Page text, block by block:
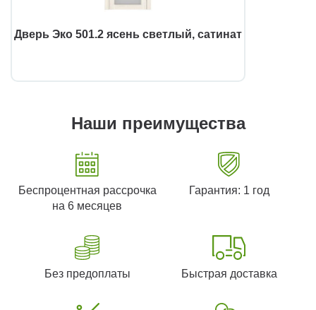
Дверь Эко 501.2 ясень светлый, сатинат
Наши преимущества
Беспроцентная рассрочка
на 6 месяцев
Гарантия: 1 год
Без предоплаты Быстрая доставка